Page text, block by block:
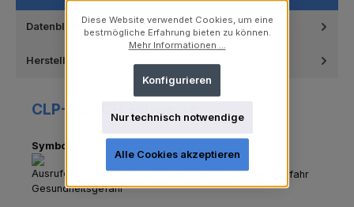
Datenblätter
Hersteller
CLP-/REACH-Hinweise
Symbole
GHS07 - Ausrufezeichen: Gesundheitsgefahr
Diese Website verwendet Cookies, um eine
bestmögliche Erfahrung bieten zu können.
Mehr Informationen ...
Nur technisch notwendige
Konfigurieren
Alle Cookies akzeptieren